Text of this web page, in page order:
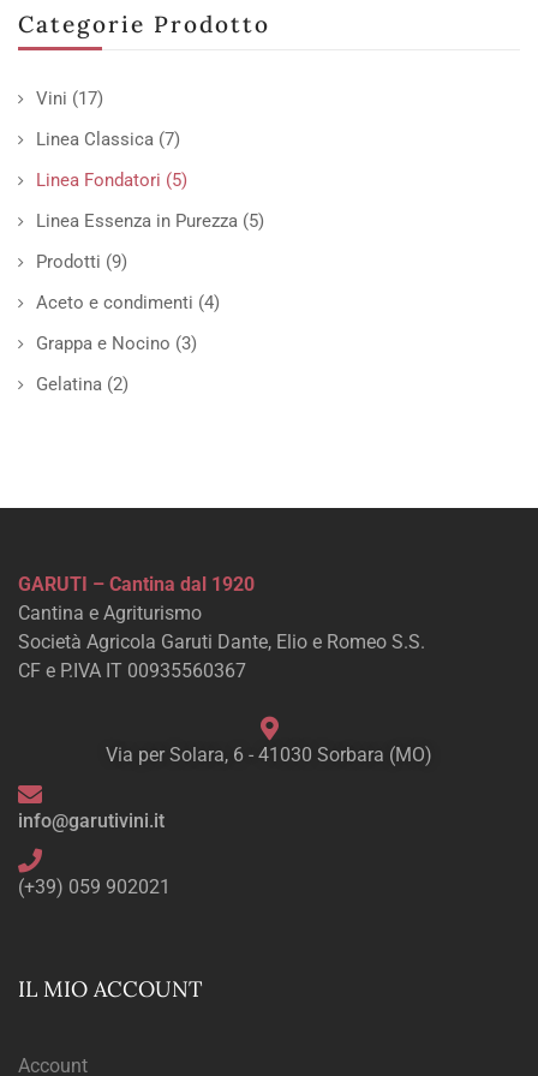
Categorie Prodotto
Vini (17)
Linea Classica (7)
Linea Fondatori (5)
Linea Essenza in Purezza (5)
Prodotti (9)
Aceto e condimenti (4)
Grappa e Nocino (3)
Gelatina (2)
GARUTI – Cantina dal 1920
Cantina e Agriturismo
Società Agricola Garuti Dante, Elio e Romeo S.S.
CF e P.IVA IT 00935560367
Via per Solara, 6 - 41030 Sorbara (MO)
info@garutivini.it
(+39) 059 902021
IL MIO ACCOUNT
Account